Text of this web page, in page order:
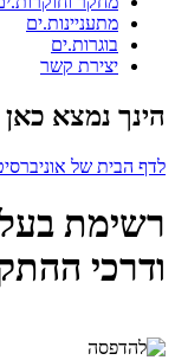
מתעניינות.ים
בוגרות.ים
יצירת קשר
הינך נמצא כאן
לדף הבית של
רשימת
ודרכי